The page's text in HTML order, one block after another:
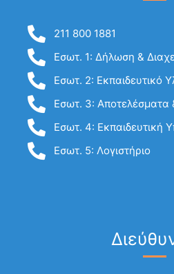
211 800 1881
Εσωτ. 1: Δήλωση &
Εσωτ. 2: Εκπαιδευτικό
Εσωτ. 3: Αποτελέσματα
Εσωτ. 4: Εκπαιδευτική
Εσωτ. 5: Λογιστήριο